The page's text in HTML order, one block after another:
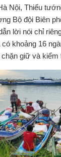
Nội, Thiếu
Bộ đội Biên
lời nói chỉ
có khoảng 16
giữ và kiểm